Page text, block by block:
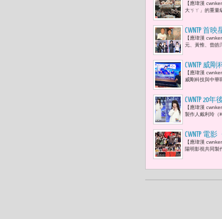
輯回歸，
【應瑋漢
大ㄎㄚ」的重量
CWNTP 首
鐘獎個人
【應瑋漢
元、黃惟、曾皓
CWNTP 威
賢：「當
【應瑋漢
威剛科技與中華
CWNTP
的全新單曲
【應瑋漢
製作人戴利玲（
CWNTP 電
【應瑋漢
陽明影視共同製